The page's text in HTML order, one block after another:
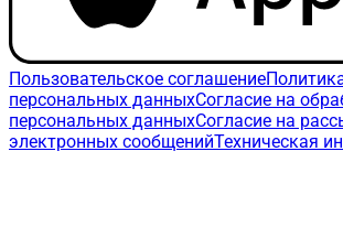
Пользовательское соглашение
персональных данныхСогласие на
персональных данныхСогласие на
электронных сообщенийТехническая